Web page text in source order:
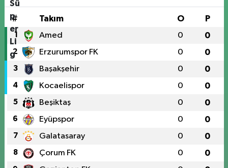
# Takım O P
1 Amed 0 0
2 Erzurumspor FK 0 0
3 Başakşehir 0 0
4 Kocaelispor 0 0
5 Beşiktaş 0 0
6 Eyüpspor 0 0
7 Galatasaray 0 0
8 Çorum FK 0 0